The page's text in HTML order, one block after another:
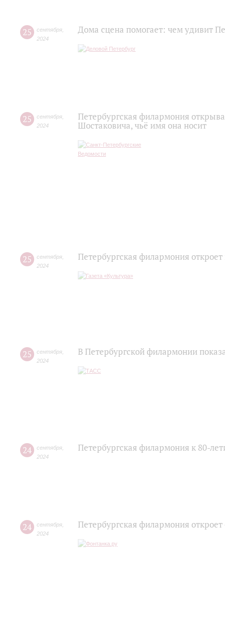
25 сентября
2024
Дома сцена помогает: чем удивит
25 сентября
2024
Петербургская филармония
Шостаковича, чьё имя она носит
25 сентября
2024
Петербургская филармония
25 сентября
2024
В Петербургской филармонии
24 сентября
2024
Петербургская филармония к 80-
24 сентября
2024
Петербургская филармония